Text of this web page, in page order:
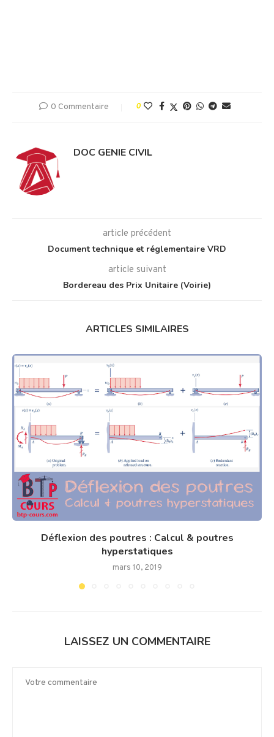
0 Commentaire 0
DOC GENIE CIVIL
article précédent
Document technique et réglementaire VRD
article suivant
Bordereau des Prix Unitaire (Voirie)
ARTICLES SIMILAIRES
Déflexion des poutres : Calcul & poutres
hyperstatiques
mars 10, 2019
LAISSEZ UN COMMENTAIRE